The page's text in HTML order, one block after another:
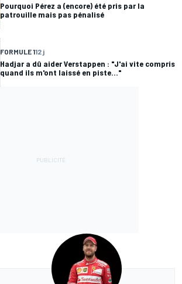
Pourquoi Pérez a (encore) été pris par la
patrouille mais pas pénalisé
FORMULE 112 j
Hadjar a dû aider Verstappen : "J'ai vite compris
quand ils m'ont laissé en piste..."